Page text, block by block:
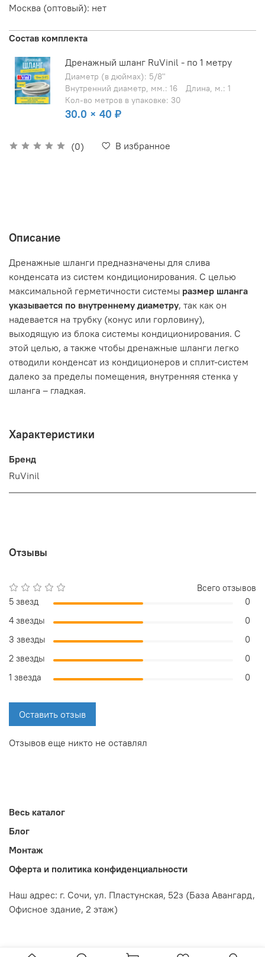
(0) В избранное
Москва (оптовый): нет
Состав комплекта
Дренажный шланг RuVinil - по 1 метру
Диаметр (в дюймах): 5/8"
Внутренний диаметр, мм.: 16
Длина, м.: 1
Кол-во метров в упаковке: 30
30.0 × 40 ₽
Описание
Дренажные шланги предназначены для слива
конденсата из систем кондиционирования. С целью
максимальной герметичности системы размер шланга
указывается по внутреннему диаметру, так как он
надевается на трубку (конус или горловину),
выходящую из блока системы кондиционирования. С
этой целью, а также чтобы дренажные шланги легко
отводили конденсат из кондиционеров и сплит-систем
далеко за пределы помещения, внутренняя стенка у
шланга – гладкая.
Характеристики
Бренд
RuVinil
Отзывы
Отзывов еще никто не оставлял
Всего отзывов
5 звезд
0
4 звезды
0
3 звезды
0
2 звезды
0
1 звезда
0
Оставить отзыв
Весь каталог
Блог
Монтаж
Оферта и политика конфиденциальности
Наш адрес: г. Сочи, ул. Пластунская, 52з (База Авангард,
Офисное здание, 2 этаж)